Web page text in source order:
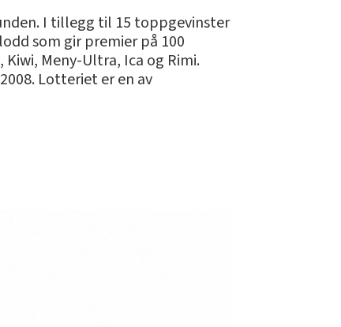
I tillegg til 15 toppgevinster
som gir premier på 100
Meny-Ultra, Ica og Rimi.
Lotteriet er en av